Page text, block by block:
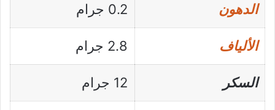
الدهون 0.2 جرام
الألياف 2.8 جرام
السكر 12 جرام